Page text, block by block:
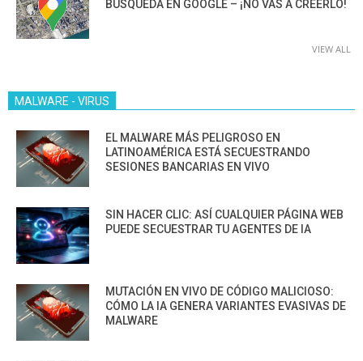
BÚSQUEDA EN GOOGLE – ¡NO VAS A CREERLO!
VIEW ALL
MALWARE - VIRUS
EL MALWARE MÁS PELIGROSO EN
LATINOAMÉRICA ESTÁ SECUESTRANDO
SESIONES BANCARIAS EN VIVO
SIN HACER CLIC: ASÍ CUALQUIER PÁGINA WEB
PUEDE SECUESTRAR TU AGENTES DE IA
MUTACIÓN EN VIVO DE CÓDIGO MALICIOSO:
CÓMO LA IA GENERA VARIANTES EVASIVAS DE
MALWARE